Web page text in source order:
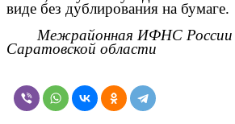
виде без дублирования на бумаге.
Межрайонная ИФНС
Саратовской области